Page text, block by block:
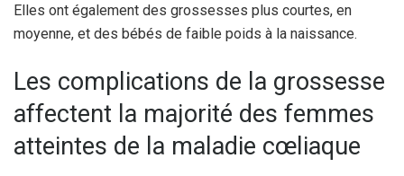
Elles ont également des grossesses plus courtes, en
moyenne, et des bébés de faible poids à la naissance.
Les complications de la grossesse
affectent la majorité des femmes
atteintes de la maladie cœliaque